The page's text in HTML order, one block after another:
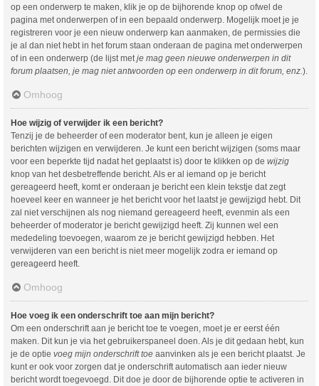
op een onderwerp te maken, klik je op de bijhorende knop op ofwel de
pagina met onderwerpen of in een bepaald onderwerp. Mogelijk moet je je
registreren voor je een nieuw onderwerp kan aanmaken, de permissies die
je al dan niet hebt in het forum staan onderaan de pagina met onderwerpen
of in een onderwerp (de lijst met je mag geen nieuwe onderwerpen in dit
forum plaatsen, je mag niet antwoorden op een onderwerp in dit forum, enz. ).
Omhoog
Hoe wijzig of verwijder ik een bericht?
Tenzij je de beheerder of een moderator bent, kun je alleen je eigen
berichten wijzigen en verwijderen. Je kunt een bericht wijzigen (soms maar
voor een beperkte tijd nadat het geplaatst is) door te klikken op de wijzig
knop van het desbetreffende bericht. Als er al iemand op je bericht
gereageerd heeft, komt er onderaan je bericht een klein tekstje dat zegt
hoeveel keer en wanneer je het bericht voor het laatst je gewijzigd hebt. Dit
zal niet verschijnen als nog niemand gereageerd heeft, evenmin als een
beheerder of moderator je bericht gewijzigd heeft. Zij kunnen wel een
mededeling toevoegen, waarom ze je bericht gewijzigd hebben. Het
verwijderen van een bericht is niet meer mogelijk zodra er iemand op
gereageerd heeft.
Omhoog
Hoe voeg ik een onderschrift toe aan mijn bericht?
Om een onderschrift aan je bericht toe te voegen, moet je er eerst één
maken. Dit kun je via het gebruikerspaneel doen. Als je dit gedaan hebt, kun
je de optie voeg mijn onderschrift toe aanvinken als je een bericht plaatst. Je
kunt er ook voor zorgen dat je onderschrift automatisch aan ieder nieuw
bericht wordt toegevoegd. Dit doe je door de bijhorende optie te activeren in